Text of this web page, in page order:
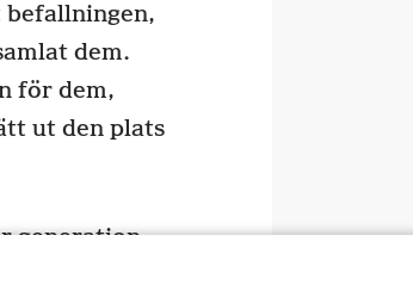
befallningen,
dem.
för dem,
ut den plats
generation.